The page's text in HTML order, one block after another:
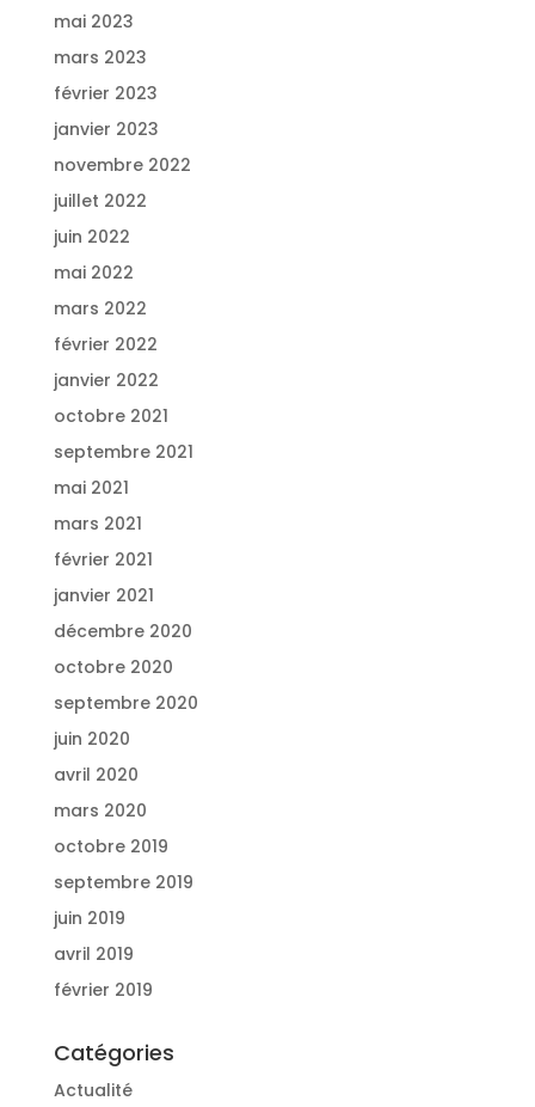
mai 2023
mars 2023
février 2023
janvier 2023
novembre 2022
juillet 2022
juin 2022
mai 2022
mars 2022
février 2022
janvier 2022
octobre 2021
septembre 2021
mai 2021
mars 2021
février 2021
janvier 2021
décembre 2020
octobre 2020
septembre 2020
juin 2020
avril 2020
mars 2020
octobre 2019
septembre 2019
juin 2019
avril 2019
février 2019
Catégories
Actualité